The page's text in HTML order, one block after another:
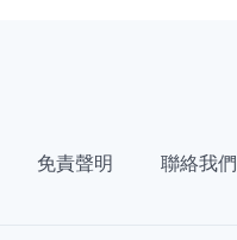
免責聲明 聯絡我們